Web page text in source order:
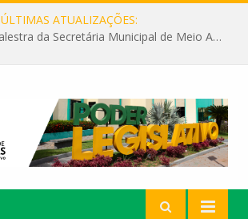
ÚLTIMAS ATUALIZAÇÕES:
Câmara recebe palestra da Secretária Municipal de Meio Ambiente sobre as ações da “SEMANA DO MEIO AMBIENTE”